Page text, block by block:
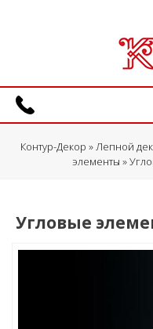
Контур-Декор »Лепной
элементы »
Угловые